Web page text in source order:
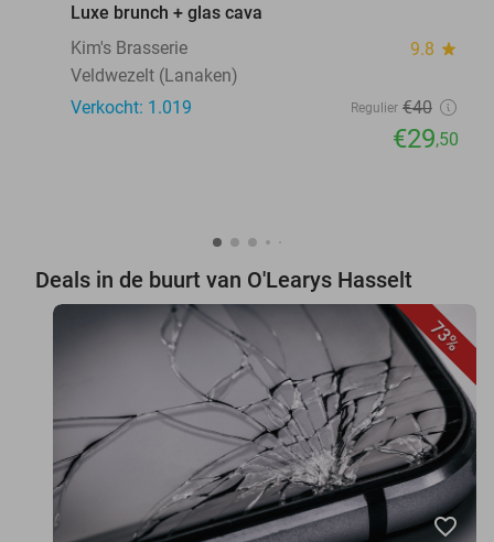
Luxe brunch + glas cava
Kim's Brasserie
9.8 star
Veldwezelt (Lanaken)
Verkocht: 1.019
Regulier €40
€29,50
Deals in de buurt van O'Learys Hasselt
73%
favorite_border